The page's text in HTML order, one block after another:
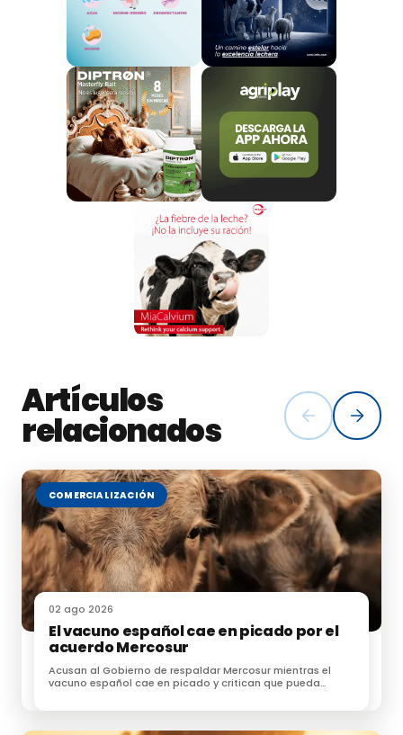
Artículos
relacionados
COMERCIALIZACIÓN
02 ago 2026
El vacuno español cae en picado por el
acuerdo Mercosur
Acusan al Gobierno de respaldar Mercosur mientras el
vacuno español cae en picado y critican que pueda